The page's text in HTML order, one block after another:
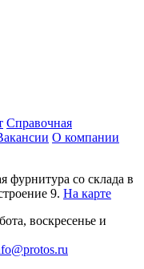
Справочная
О компании
фурнитура со склада в
9. На карте
воскресенье и